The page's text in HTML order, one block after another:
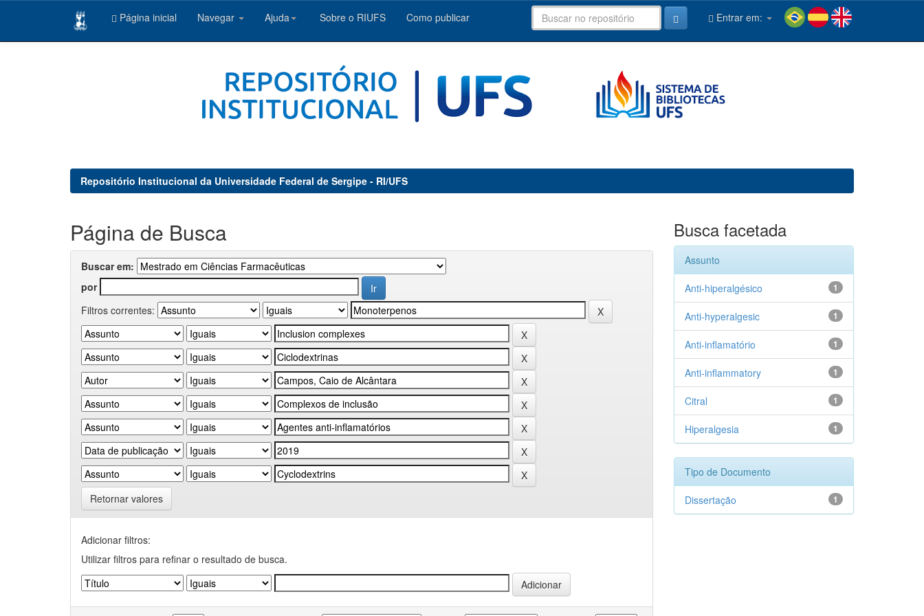
Página inicial Navegar Ajuda Sobre o RIUFS Como publicar Entrar em:
Repositório Institucional da Universidade Federal de Sergipe - RI/UFS
Página de Busca
Buscar em:
por
Filtros correntes:
Retornar valores
Adicionar filtros:
Utilizar filtros para refinar o resultado de busca.
Busca facetada
Assunto
1
Anti-hiperalgésico
1
Anti-hyperalgesic
1
Anti-inflamatório
1
Anti-inflammatory
1
Citral
1
Hiperalgesia
Tipo de Documento
1
Dissertação